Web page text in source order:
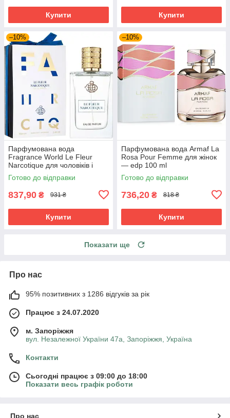
Купити Купити
–10%
Парфумована вода
Fragrance World Le Fleur
Narcotique для чоловіків і
жінок edp 100 ml
Готово до відправки
837,90 ₴ 931 ₴
Купити
–10%
Парфумована вода Armaf La
Rosa Pour Femme для жінок
— edp 100 ml
Готово до відправки
736,20 ₴ 818 ₴
Купити
Показати ще
Про нас
95% позитивних з 1286 відгуків за рік
Працює з 24.07.2020
м. Запоріжжя
вул. Незалежної України 47а, Запоріжжя, Україна
Контакти
Сьогодні працює з 09:00 до 18:00
Показати весь графік роботи
Про нас